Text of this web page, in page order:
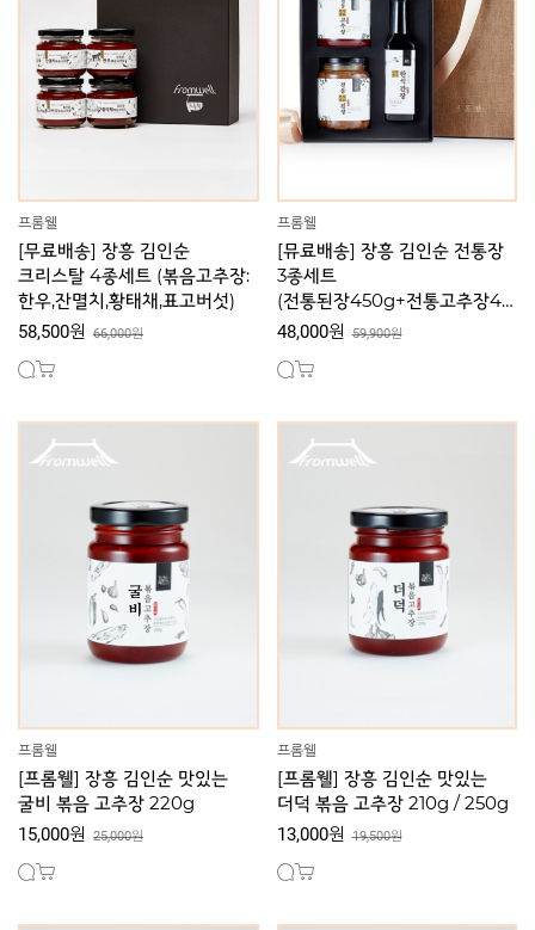
프롬웰
[무료배송] 장흥 김인순
크리스탈 4종세트 (볶음고추장:
한우,잔멸치,황태채,표고버섯)
58,500원 66,000원
프롬웰
[뮤료배송] 장흥 김인순 전통장
3종세트
(전통된장450g+전통고추장45
0g+한식간장250ml)
48,000원 59,900원
프롬웰
[프롬웰] 장흥 김인순 맛있는
굴비 볶음 고추장 220g
15,000원 25,000원
프롬웰
[프롬웰] 장흥 김인순 맛있는
더덕 볶음 고추장 210g / 250g
13,000원 19,500원